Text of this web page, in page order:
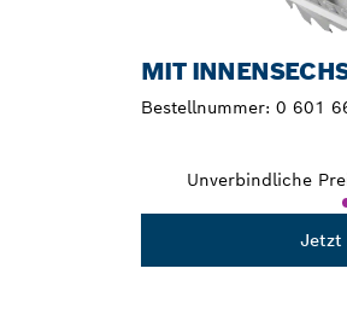
MIT
Bestellnummer: 0 601
Unverbindliche
Jetzt